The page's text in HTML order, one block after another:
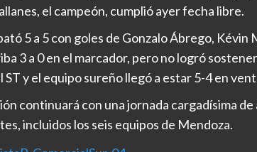
el campeón, cumplió ayer fecha libre.
5 a 5 con goles de Gonzalo Ábrego,
3 a 0 en el marcador, pero no logró
ST y el equipo sureño llegó a estar 5-4 en
continuará con una jornada cargadísima
incluidos los seis equipos de Mendoza.